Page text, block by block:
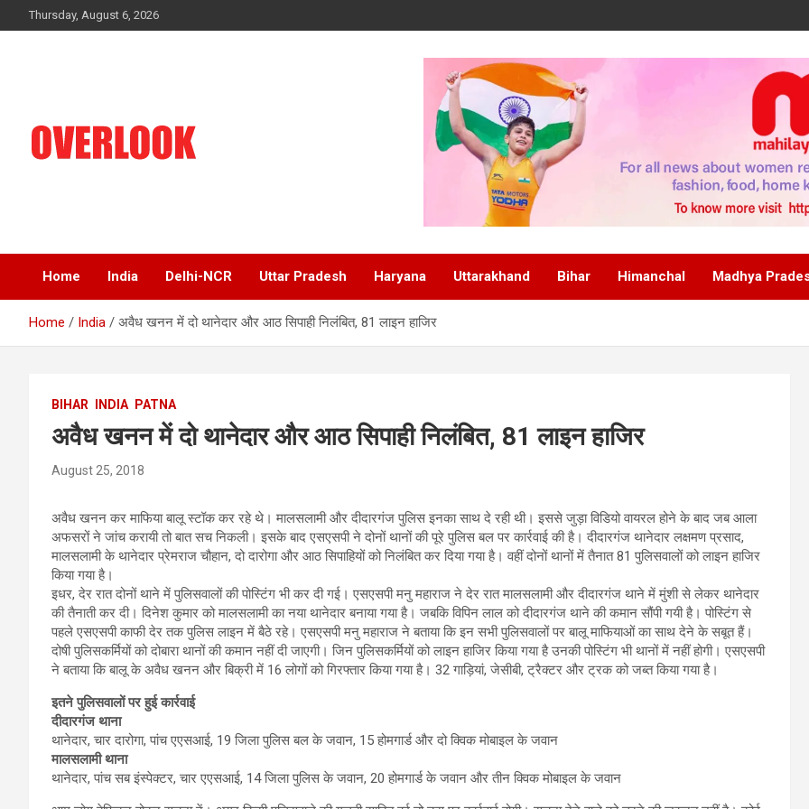
to
Thursday, August 6, 2026
Home India Delhi-NCR Uttar Pradesh Haryana Uttarakhand Bihar Himanchal Madhya
Home India अवैध खनन में दो थानेदार और आठ सिपाही निलंबित, 81 लाइन हाजिर
BIHAR INDIA PATNA
अवैध खनन में दो थानेदार और आठ सिपाही निलंबित, 81 लाइन हाजिर
August 25, 2018
अवैध खनन कर माफिया बालू स्टॉक कर रहे थे। मालसलामी और दीदारगंज पुलिस इनका साथ दे रही थी। इससे जुड़ा विडियो वायरल होने के बाद जब आला
अफसरों ने जांच करायी तो बात सच निकली। इसके बाद एसएसपी ने दोनों थानों की पूरे पुलिस बल पर कार्रवाई की है। दीदारगंज थानेदार लक्षमण प्रसाद,
मालसलामी के थानेदार प्रेमराज चौहान, दो दारोगा और आठ सिपाहियों को निलंबित कर दिया गया है। वहीं दोनों थानों में तैनात 81 पुलिसवालों को लाइन हाजिर
किया गया है।
इधर, देर रात दोनों थाने में पुलिसवालों की पोस्टिंग भी कर दी गई। एसएसपी मनु महाराज ने देर रात मालसलामी और दीदारगंज थाने में मुंशी से लेकर थानेदार
की तैनाती कर दी। दिनेश कुमार को मालसलामी का नया थानेदार बनाया गया है। जबकि विपिन लाल को दीदारगंज थाने की कमान सौंपी गयी है। पोस्टिंग से
पहले एसएसपी काफी देर तक पुलिस लाइन में बैठे रहे। एसएसपी मनु महाराज ने बताया कि इन सभी पुलिसवालों पर बालू माफियाओं का साथ देने के सबूत हैं।
दोषी पुलिसकर्मियों को दोबारा थानों की कमान नहीं दी जाएगी। जिन पुलिसकर्मियों को लाइन हाजिर किया गया है उनकी पोस्टिंग भी थानों में नहीं होगी। एसएसपी
ने बताया कि बालू के अवैध खनन और बिक्री में 16 लोगों को गिरफ्तार किया गया है। 32 गाड़ियां, जेसीबी, ट्रैक्टर और ट्रक को जब्त किया गया है।
इतने पुलिसवालों पर हुई कार्रवाई
दीदारगंज थाना
थानेदार, चार दारोगा, पांच एएसआई, 19 जिला पुलिस बल के जवान, 15 होमगार्ड और दो क्विक मोबाइल के जवान
मालसलामी थाना
थानेदार, पांच सब इंस्पेक्टर, चार एएसआई, 14 जिला पुलिस के जवान, 20 होमगार्ड के जवान और तीन क्विक मोबाइल के जवान